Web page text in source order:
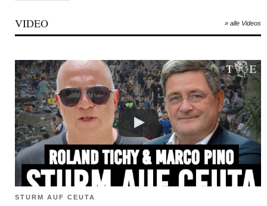
VIDEO » alle Videos
STURM AUF CEUTA